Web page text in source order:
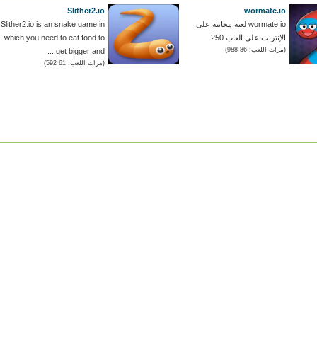
wormate.io
wormate.io لعبة مجانية على
الإنترنت على العاب 250
(مرات اللعب: 86 988)
Slither2.io
Slither2.io is an snake game in
which you need to eat food to
get bigger and ...
(مرات اللعب: 61 592)